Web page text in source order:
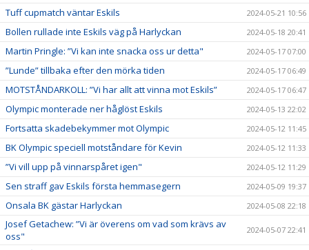
Tuff cupmatch väntar Eskils 2024-05-21 10:56
Bollen rullade inte Eskils väg på Harlyckan 2024-05-18 20:41
Martin Pringle: ”Vi kan inte snacka oss ur detta" 2024-05-17 07:00
”Lunde” tillbaka efter den mörka tiden 2024-05-17 06:49
MOTSTÅNDARKOLL: ”Vi har allt att vinna mot Eskils” 2024-05-17 06:47
Olympic monterade ner håglöst Eskils 2024-05-13 22:02
Fortsatta skadebekymmer mot Olympic 2024-05-12 11:45
BK Olympic speciell motståndare för Kevin 2024-05-12 11:33
”Vi vill upp på vinnarspåret igen" 2024-05-12 11:29
Sen straff gav Eskils första hemmasegern 2024-05-09 19:37
Onsala BK gästar Harlyckan 2024-05-08 22:18
Josef Getachew: ”Vi är överens om vad som krävs av
oss"
2024-05-07 22:41